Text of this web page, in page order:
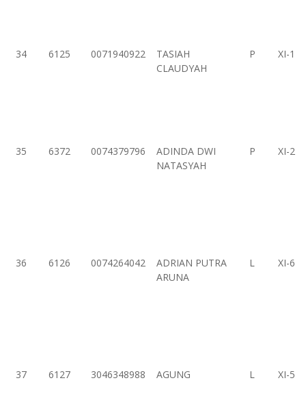
34 6125 0071940922
TASIAH
CLAUDYAH
P XI-1
35 6372 0074379796
ADINDA DWI
NATASYAH
P XI-2
36 6126 0074264042
ADRIAN PUTRA
ARUNA
L XI-6
37 6127 3046348988 AGUNG L XI-5